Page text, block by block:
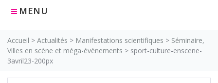
MENU
Accueil > Actualités > Manifestations scientifiques > Séminaire,
Villes en scène et méga-évènements > sport-culture-enscene-
3avril23-200px